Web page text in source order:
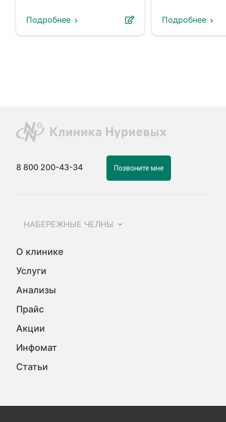
Подробнее Подробнее
8 800 200-43-34 Позвоните мне
НАБЕРЕЖНЫЕ ЧЕЛНЫ
О клинике
Услуги
Анализы
Прайс
Акции
Инфомат
Статьи